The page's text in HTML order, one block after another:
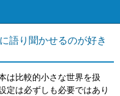
語り聞かせるのが好き
は比較的小さな世界を扱
定は必ずしも必要ではあり